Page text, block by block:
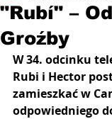
"Rubí" –
Groźby
W 34. odcinku
Rubi i Hector
zamieszkać w
odpowiedniego